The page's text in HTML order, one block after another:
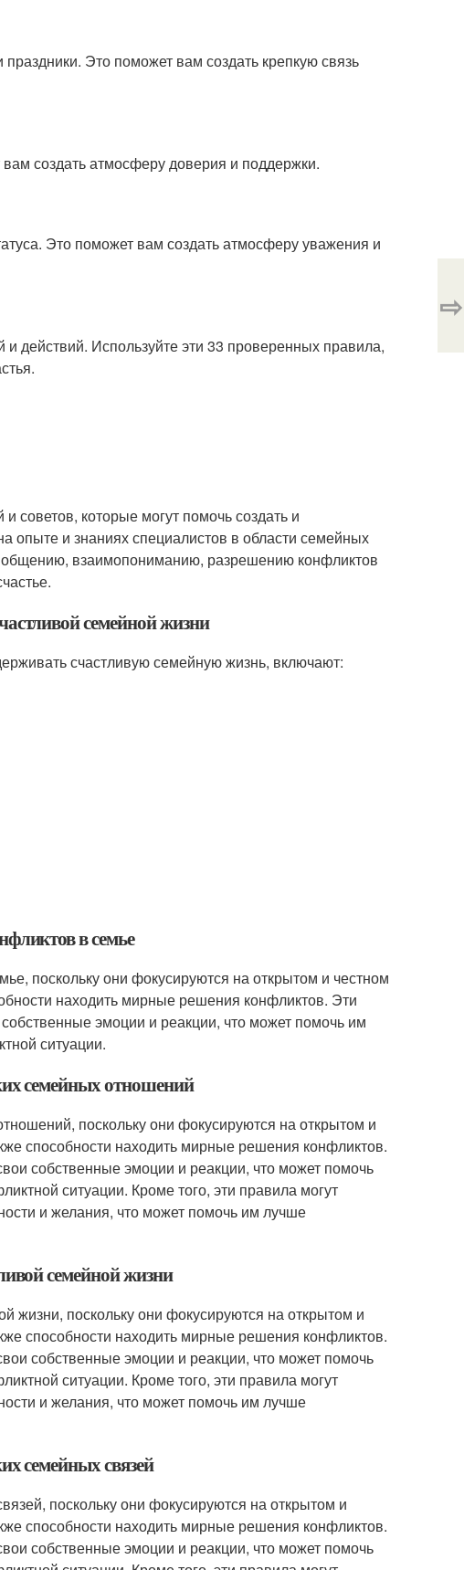
Это поможет вам создать крепкую связь
создать атмосферу доверия и поддержки.
Это поможет вам создать атмосферу уважения и
действий. Используйте эти 33 проверенных правила,
советов, которые могут помочь создать и
опыте и знаниях специалистов в области семейных
взаимопониманию, разрешению конфликтов
семейной жизни
счастливую семейную жизнь, включают:
в семье
поскольку они фокусируются на открытом и честном
находить мирные решения конфликтов. Эти
эмоции и реакции, что может помочь им
ситуации.
семейных отношений
поскольку они фокусируются на открытом и
способности находить мирные решения конфликтов.
собственные эмоции и реакции, что может помочь
ситуации. Кроме того, эти правила могут
и желания, что может помочь им лучше
семейной жизни
жизни, поскольку они фокусируются на открытом и
способности находить мирные решения конфликтов.
собственные эмоции и реакции, что может помочь
ситуации. Кроме того, эти правила могут
и желания, что может помочь им лучше
семейных связей
поскольку они фокусируются на открытом и
способности находить мирные решения конфликтов.
собственные эмоции и реакции, что может помочь
⇨